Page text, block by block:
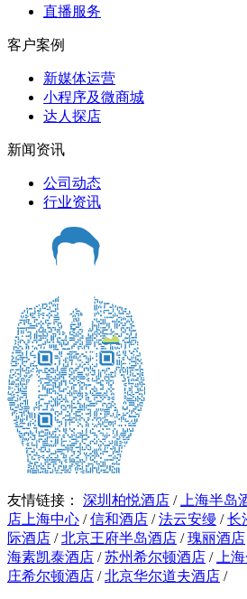
直播服务
客户案例
新媒体运营
小程序及微商城
达人探店
新闻资讯
公司动态
行业资讯
友情链接： 深圳柏悦酒店 / 上海半岛
店上海中心 /信和酒店 /法云安缦 /长
际酒店 /北京王府半岛酒店 /瑰丽酒店
海素凯泰酒店 /苏州希尔顿酒店 / 上
庄希尔顿酒店 /北京华尔道夫酒店 /